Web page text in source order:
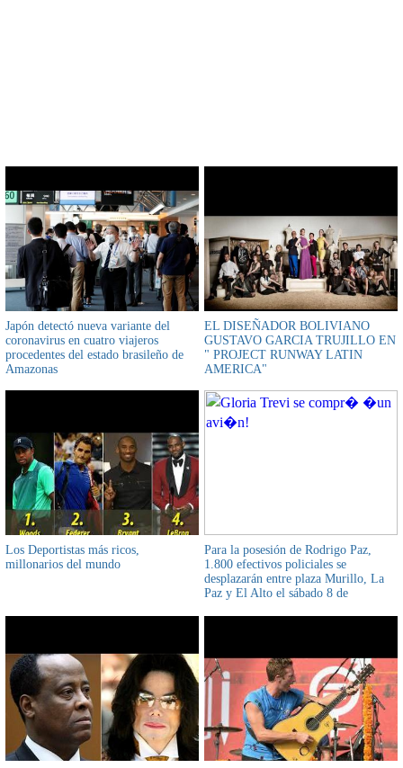
Japón detectó nueva variante del
coronavirus en cuatro viajeros
procedentes del estado brasileño de
Amazonas
EL DISEÑADOR BOLIVIANO
GUSTAVO GARCIA TRUJILLO EN
" PROJECT RUNWAY LATIN
AMERICA"
Los Deportistas más ricos,
millonarios del mundo
Para la posesión de Rodrigo Paz,
1.800 efectivos policiales se
desplazarán entre plaza Murillo, La
Paz y El Alto el sábado 8 de